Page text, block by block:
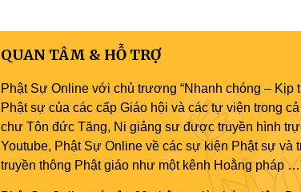
QUAN TÂM & HỖ TRỢ
Phật Sự Online với chủ trương “Nhanh chóng – Kịp
Phật sự của các cấp Giáo hội và các tự viện trong
chư Tôn đức Tăng, Ni giảng sư được truyền hình
Youtube, Phật Sự Online về các sự kiện Phật sự
truyền thông Phật giáo như một kênh Hoằng pháp